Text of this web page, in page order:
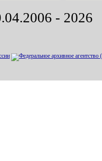
- 2026